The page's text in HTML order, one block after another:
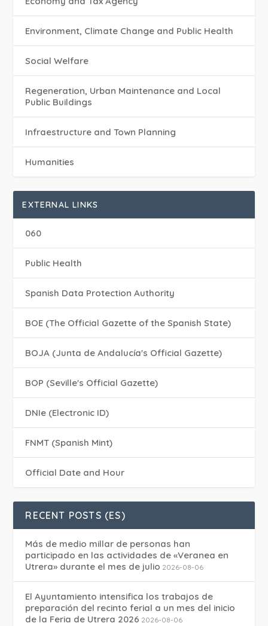
Environment, Climate Change and Public Health
Social Welfare
Regeneration, Urban Maintenance and Local
Public Buildings
Infraestructure and Town Planning
Humanities
EXTERNAL LINKS
060
Public Health
Spanish Data Protection Authority
BOE (The Official Gazette of the Spanish State)
BOJA (Junta de Andalucía's Official Gazette)
BOP (Seville's Official Gazette)
DNIe (Electronic ID)
FNMT (Spanish Mint)
Official Date and Hour
RECENT POSTS (ES)
Más de medio millar de personas han
participado en las actividades de «Veranea en
Utrera» durante el mes de julio 2026-08-06
El Ayuntamiento intensifica los trabajos de
preparación del recinto ferial a un mes del inicio
de la Feria de Utrera 2026 2026-08-06